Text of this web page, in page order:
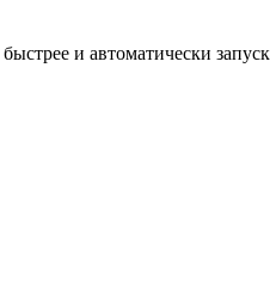
и автоматически